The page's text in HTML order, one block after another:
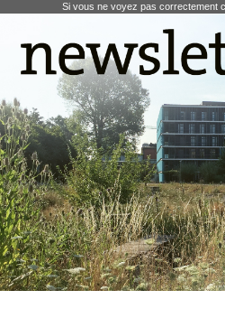
Si vous ne voyez pas correctement